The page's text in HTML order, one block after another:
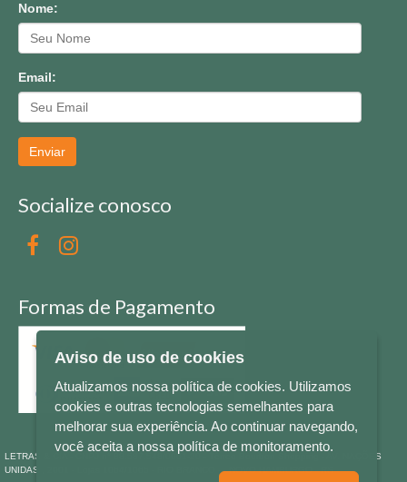
Nome:
Email:
Enviar
Socialize conosco
Formas de Pagamento
LETRAS & CIA - CNPJ n° 88.587.548/0001-20 - Térreo Bourbon Shopping - AV. NAÇÕES
UNIDAS , 2001 - Lojas 1064/1065 - RIO BRANCO - - NOVO HAMBURGO - RS
Aviso de uso de cookies
Atualizamos nossa política de cookies. Utilizamos
cookies e outras tecnologias semelhantes para
melhorar sua experiência. Ao continuar navegando,
você aceita a nossa política de monitoramento.